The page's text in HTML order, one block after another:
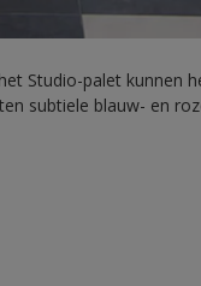
Studio-palet kunnen
subtiele blauw- en